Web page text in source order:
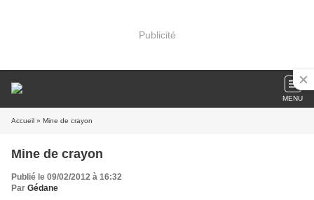
Publicité
MENU
Accueil » Mine de crayon
Mine de crayon
Publié le 09/02/2012 à 16:32
Par Gédane